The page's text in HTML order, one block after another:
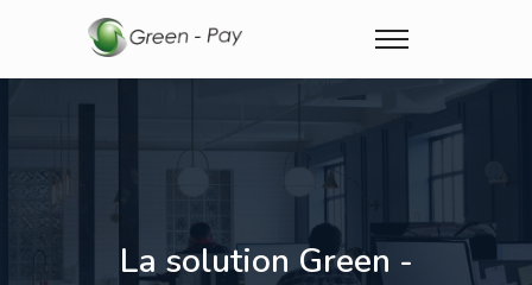
La solution Green -